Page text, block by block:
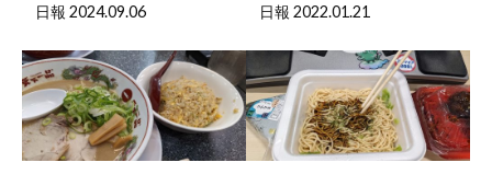
日報 2024.09.06 日報 2022.01.21